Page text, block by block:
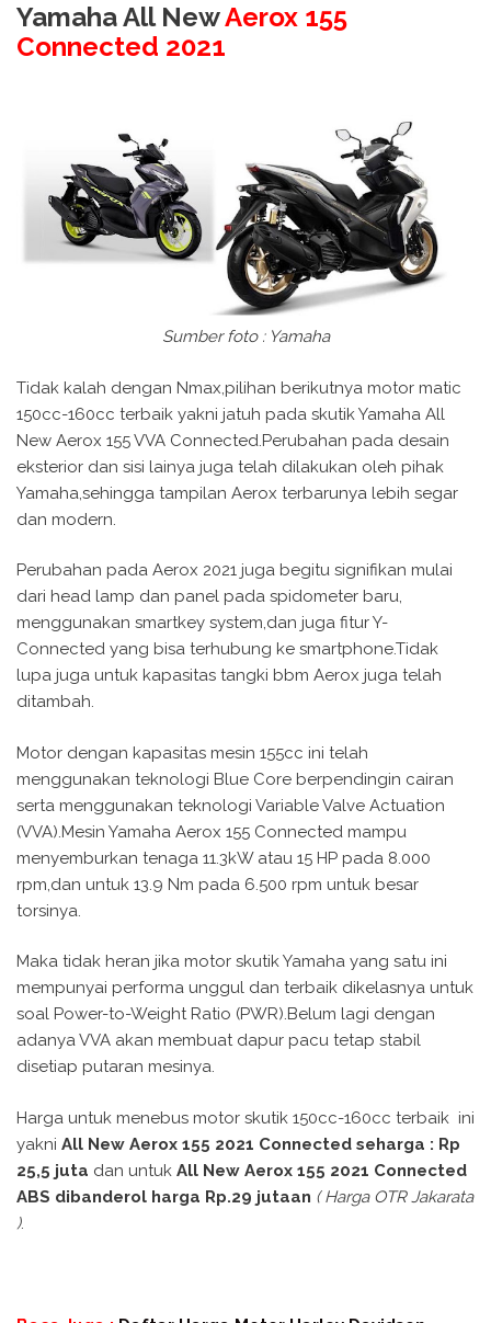
Yamaha All NewAerox 155
Connected 2021
Sumber foto : Yamaha
Tidak kalah dengan Nmax,pilihan berikutnya motor matic
150cc-160cc terbaik yakni jatuh pada skutik Yamaha All
New Aerox 155 VVA Connected.Perubahan pada desain
eksterior dan sisi lainya juga telah dilakukan oleh pihak
Yamaha,sehingga tampilan Aerox terbarunya lebih segar
dan modern.
Perubahan pada Aerox 2021 juga begitu signifikan mulai
dari head lamp dan panel pada spidometer baru,
menggunakan smartkey system,dan juga fitur Y-
Connected yang bisa terhubung ke smartphone.Tidak
lupa juga untuk kapasitas tangki bbm Aerox juga telah
ditambah.
Motor dengan kapasitas mesin 155cc ini telah
menggunakan teknologi Blue Core berpendingin cairan
serta menggunakan teknologi Variable Valve Actuation
(VVA).Mesin Yamaha Aerox 155 Connected mampu
menyemburkan tenaga 11.3kW atau 15 HP pada 8.000
rpm,dan untuk 13.9 Nm pada 6.500 rpm untuk besar
torsinya.
Maka tidak heran jika motor skutik Yamaha yang satu ini
mempunyai performa unggul dan terbaik dikelasnya untuk
soal Power-to-Weight Ratio (PWR).Belum lagi dengan
adanya VVA akan membuat dapur pacu tetap stabil
disetiap putaran mesinya.
Harga untuk menebus motor skutik 150cc-160cc terbaik ini
yakni All New Aerox 155 2021 Connected seharga : Rp
25,5 juta dan untuk All New Aerox 155 2021 Connected
ABS dibanderol harga Rp.29 jutaan ( Harga OTR Jakarata
).